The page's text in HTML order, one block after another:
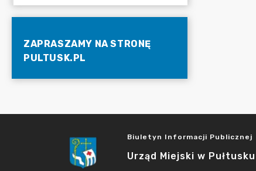
ZAPRASZAMY NA STRONĘ
PULTUSK.PL
Biuletyn Informacji Publicznej
Urząd Miejski w Pułtusku